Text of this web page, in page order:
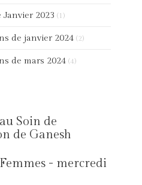
2023 (1)
de janvier 2024 (2)
de mars 2024 (4)
Soin de
de Ganesh
- mercredi